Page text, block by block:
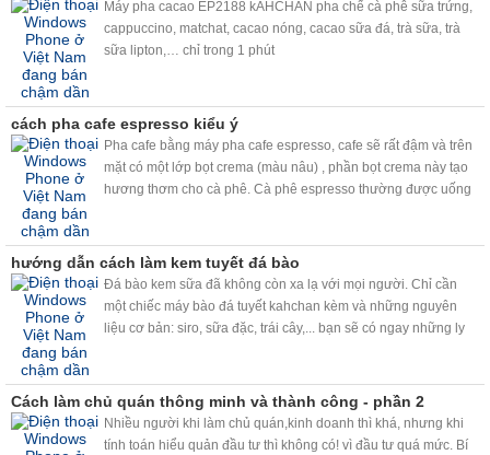
Máy pha cacao EP2188 kAHCHAN pha chế cà phê sữa trứng,
cappuccino, matchat, cacao nóng, cacao sữa đá, trà sữa, trà
sữa lipton,… chỉ trong 1 phút
cách pha cafe espresso kiểu ý
Pha cafe bằng máy pha cafe espresso, cafe sẽ rất đậm và trên
mặt có một lớp bọt crema (màu nâu) , phần bọt crema này tạo
hương thơm cho cà phê. Cà phê espresso thường được uống
khẩu vị.
hướng dẫn cách làm kem tuyết đá bào
Đá bào kem sữa đã không còn xa lạ với mọi người. Chỉ cần
một chiếc máy bào đá tuyết kahchan kèm và những nguyên
liệu cơ bản: siro, sữa đặc, trái cây,... bạn sẽ có ngay những ly
Cách làm chủ quán thông minh và thành công - phần 2
Nhiều người khi làm chủ quán,kinh doanh thì khá, nhưng khi
tính toán hiểu quản đầu tư thì không có! vì đầu tư quá mức. Bí